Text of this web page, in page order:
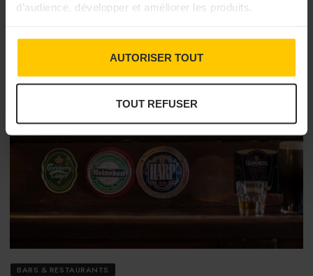
d’audience, développer et améliorer les produits.
AUTORISER TOUT
TOUT REFUSER
BARS & RESTAURANTS